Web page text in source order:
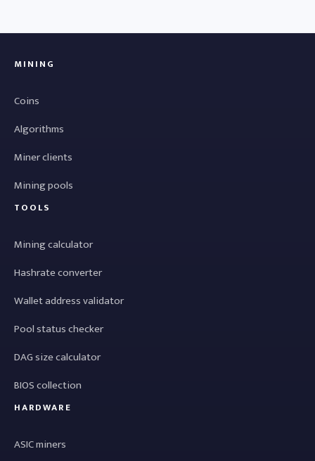
MINING
Coins
Algorithms
Miner clients
Mining pools
TOOLS
Mining calculator
Hashrate converter
Wallet address validator
Pool status checker
DAG size calculator
BIOS collection
HARDWARE
ASIC miners